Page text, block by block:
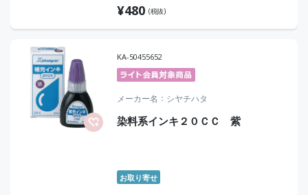
¥480 (税抜)
KA-50455652
メーカー名 シヤチハタ
染料系インキ２０ＣＣ 紫
お取り寄せ